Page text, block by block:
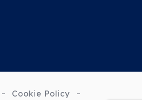
Cookie Policy